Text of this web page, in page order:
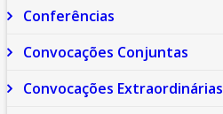
Conferências
Convocações Conjuntas
Convocações Extraordinárias